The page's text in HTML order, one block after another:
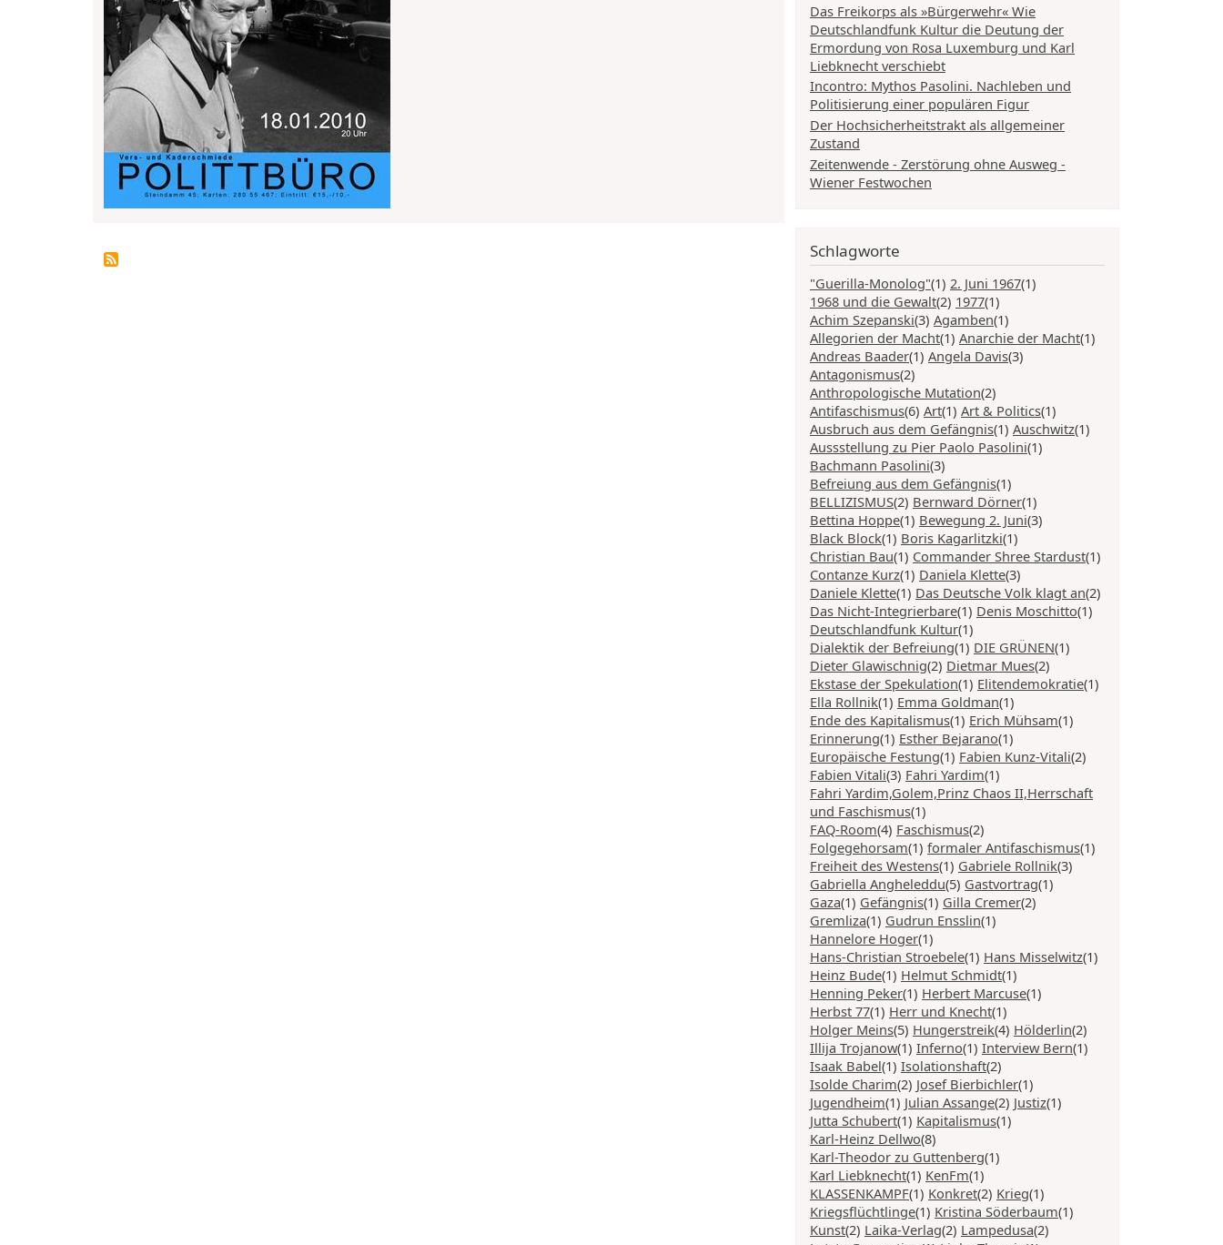
Das Freikorps als »Bürgerwehr« Wie
Deutschlandfunk Kultur die Deutung der
Ermordung von Rosa Luxemburg und Karl
Liebknecht verschiebt
Incontro: Mythos Pasolini. Nachleben und
Politisierung einer populären Figur
Der Hochsicherheitstrakt als allgemeiner
Zustand
Zeitenwende - Zerstörung ohne Ausweg -
Wiener Festwochen
Schlagworte
"Guerilla-Monolog"(1) 2. Juni 1967(1)
1968 und die Gewalt(2) 1977(1)
Achim Szepanski(3) Agamben(1)
Allegorien der Macht(1) Anarchie der Macht(1)
Andreas Baader(1) Angela Davis(3)
Antagonismus(2)
Anthropologische Mutation(2)
Antifaschismus(6) Art(1) Art & Politics(1)
Ausbruch aus dem Gefängnis(1) Auschwitz(1)
Aussstellung zu Pier Paolo Pasolini(1)
Bachmann Pasolini(3)
Befreiung aus dem Gefängnis(1)
BELLIZISMUS(2) Bernward Dörner(1)
Bettina Hoppe(1) Bewegung 2. Juni(3)
Black Block(1) Boris Kagarlitzki(1)
Christian Bau(1) Commander Shree Stardust(1)
Contanze Kurz(1) Daniela Klette(3)
Daniele Klette(1) Das Deutsche Volk klagt an(2)
Das Nicht-Integrierbare(1) Denis Moschitto(1)
Deutschlandfunk Kultur(1)
Dialektik der Befreiung(1) DIE GRÜNEN(1)
Dieter Glawischnig(2) Dietmar Mues(2)
Ekstase der Spekulation(1) Elitendemokratie(1)
Ella Rollnik(1) Emma Goldman(1)
Ende des Kapitalismus(1) Erich Mühsam(1)
Erinnerung(1) Esther Bejarano(1)
Europäische Festung(1) Fabien Kunz-Vitali(2)
Fabien Vitali(3) Fahri Yardim(1)
Fahri Yardim,Golem,Prinz Chaos II,Herrschaft
und Faschismus(1)
FAQ-Room(4) Faschismus(2)
Folgegehorsam(1) formaler Antifaschismus(1)
Freiheit des Westens(1) Gabriele Rollnik(3)
Gabriella Angheleddu(5) Gastvortrag(1)
Gaza(1) Gefängnis(1) Gilla Cremer(2)
Gremliza(1) Gudrun Ensslin(1)
Hannelore Hoger(1)
Hans-Christian Stroebele(1) Hans Misselwitz(1)
Heinz Bude(1) Helmut Schmidt(1)
Henning Peker(1) Herbert Marcuse(1)
Herbst 77(1) Herr und Knecht(1)
Holger Meins(5) Hungerstreik(4) Hölderlin(2)
Illija Trojanow(1) Inferno(1) Interview Bern(1)
Isaak Babel(1) Isolationshaft(2)
Isolde Charim(2) Josef Bierbichler(1)
Jugendheim(1) Julian Assange(2) Justiz(1)
Jutta Schubert(1) Kapitalismus(1)
Karl-Heinz Dellwo(8)
Karl-Theodor zu Guttenberg(1)
Karl Liebknecht(1) KenFm(1)
KLASSENKAMPF(1) Konkret(2) Krieg(1)
Kriegsflüchtlinge(1) Kristina Söderbaum(1)
Kunst(2) Laika-Verlag(2) Lampedusa(2)